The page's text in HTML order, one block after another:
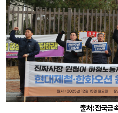
출처: 전국금